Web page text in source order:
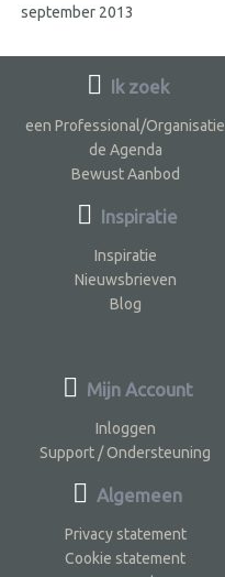
september 2013
Ik zoek
een Professional/Organisatie
de Agenda
Bewust Aanbod
Inspiratie
Inspiratie
Nieuwsbrieven
Blog
Mijn Account
Inloggen
Support / Ondersteuning
Algemeen
Privacy statement
Cookie statement